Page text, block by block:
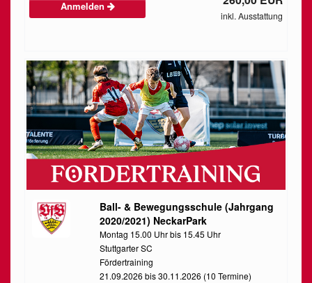
Anmelden
inkl. Ausstattung
Ball- & Bewegungsschule (Jahrgang
2020/2021) NeckarPark
Montag 15.00 Uhr bis 15.45 Uhr
Stuttgarter SC
Fördertraining
21.09.2026 bis 30.11.2026 (10 Termine)